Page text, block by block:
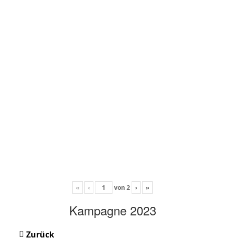
« ‹ von 2 › »
Kampagne 2023
Zurück